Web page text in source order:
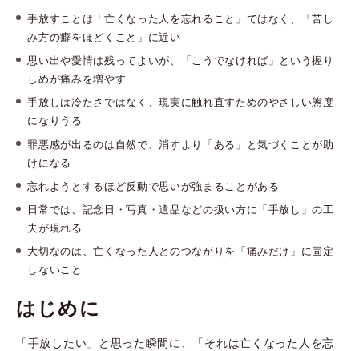
手放すことは「亡くなった人を忘れること」ではなく、「苦し
み方の癖をほどくこと」に近い
思い出や愛情は残ってよいが、「こうでなければ」という握り
しめが痛みを増やす
手放しは冷たさではなく、現実に触れ直すためのやさしい態度
になりうる
罪悪感が出るのは自然で、消すより「ある」と気づくことが助
けになる
忘れようとするほど反動で思いが強まることがある
日常では、記念日・写真・遺品などの扱い方に「手放し」の工
夫が現れる
大切なのは、亡くなった人とのつながりを「痛みだけ」に固定
しないこと
はじめに
「手放したい」と思った瞬間に、「それは亡くなった人を忘